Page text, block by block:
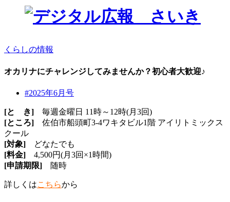
くらしの情報
オカリナにチャレンジしてみませんか？初心者大歓迎♪
#2025年6月号
[と き] 毎週金曜日 11時～12時(月3回)
[ところ] 佐伯市船頭町3-4ワキタビル1階 アイリトミックス
クール
[対象]
どなたでも
[料金] 4,500円(月3回×1時間)
[申請期限]
随時
詳しくはこちらから